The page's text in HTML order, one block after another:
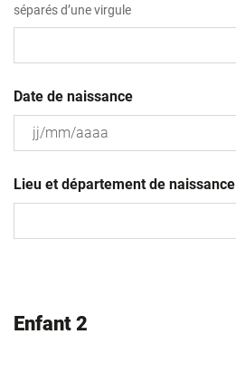
séparés d’une virgule
Date de naissance
slash
MM
Lieu et département de naissance
Enfant 2